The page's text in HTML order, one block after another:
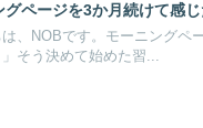
グページを3か月続けて感
、NOBです。モーニングペ
そう決めて始めた習...